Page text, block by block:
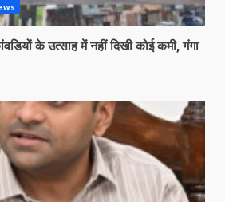
के उत्साह में नहीं दिखी कोई कमी, गंगा